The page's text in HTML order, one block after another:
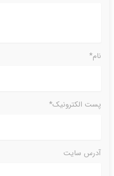
نام*
پست الکترونیک*
آدرس سایت